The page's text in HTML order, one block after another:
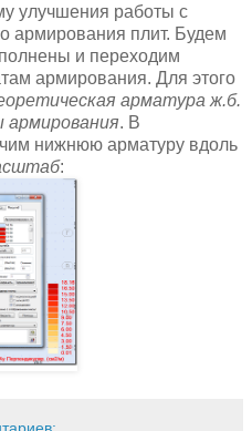
улучшения работы с
армирования плит. Будем
и переходим
армирования. Для этого
арматура ж.б.
. В
нижнюю арматуру вдоль
: